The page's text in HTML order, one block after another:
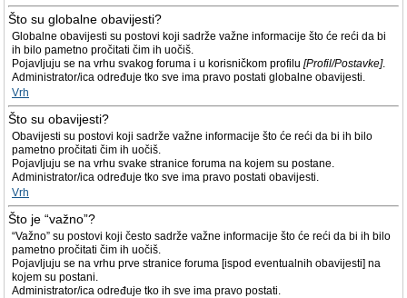
Što su globalne obavijesti?
Globalne obavijesti su postovi koji sadrže važne informacije što će reći da bi
ih bilo pametno pročitati čim ih uočiš.
Pojavljuju se na vrhu svakog foruma i u korisničkom profilu [Profil/Postavke].
Administrator/ica određuje tko sve ima pravo postati globalne obavijesti.
Vrh
Što su obavijesti?
Obavijesti su postovi koji sadrže važne informacije što će reći da bi ih bilo
pametno pročitati čim ih uočiš.
Pojavljuju se na vrhu svake stranice foruma na kojem su postane.
Administrator/ica određuje tko sve ima pravo postati obavijesti.
Vrh
Što je “važno”?
“Važno” su postovi koji često sadrže važne informacije što će reći da bi ih bilo
pametno pročitati čim ih uočiš.
Pojavljuju se na vrhu prve stranice foruma [ispod eventualnih obavijesti] na
kojem su postani.
Administrator/ica određuje tko ih sve ima pravo postati.